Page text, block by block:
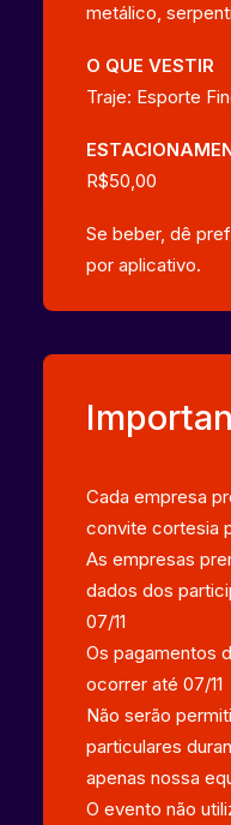
metálico,
O QUE VESTIR
Traje: Esporte
R$50,00
Se beber, dê
por aplicativo.
Cada empresa
convite cortesia
As empresas
dados dos
07/11
Os pagamentos
ocorrer até 07/11
Não serão
particulares
apenas nossa
O evento não